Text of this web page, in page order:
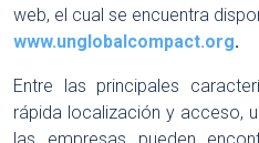
web, el cual se encuentra
www.unglobalcompact.org.
Entre las principales
rápida localización y acceso,